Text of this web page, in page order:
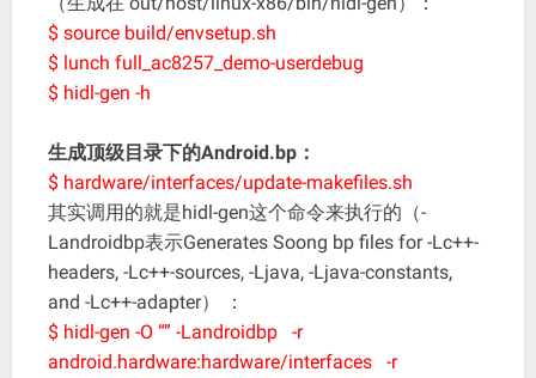
$ source build/envsetup.sh
$ lunch full_ac8257_demo-userdebug
$ hidl-gen -h
生成顶级目录下的Android.bp：
$ hardware/interfaces/update-makefiles.sh
其实调用的就是hidl-gen这个命令来执行的（-
Landroidbp表示Generates Soong bp files for -Lc++-
headers, -Lc++-sources, -Ljava, -Ljava-constants,
and -Lc++-adapter） ：
$ hidl-gen -O “” -Landroidbp -r
android.hardware:hardware/interfaces -r